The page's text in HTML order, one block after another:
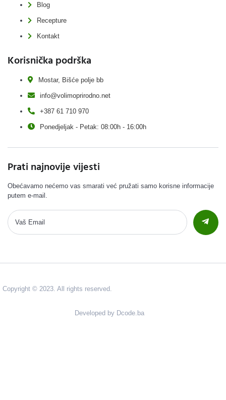
Blog
Recepture
Kontakt
Korisnička podrška
Mostar, Bišće polje bb
info@volimoprirodno.net
+387 61 710 970
Ponedjeljak - Petak: 08:00h - 16:00h
Prati najnovije vijesti
Obećavamo nećemo vas smarati već pružati samo korisne informacije
putem e-mail.
Copyright © 2023. All rights reserved.
Developed by Dcode.ba